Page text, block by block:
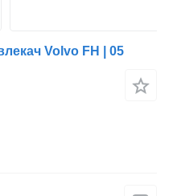
Volvo FH | 05